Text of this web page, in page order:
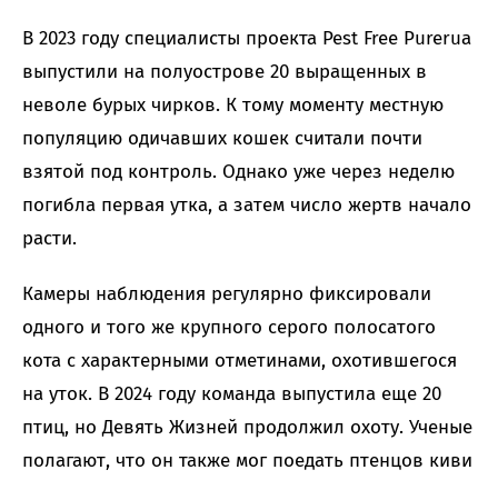
В 2023 году специалисты проекта Pest Free Purerua
выпустили на полуострове 20 выращенных в
неволе бурых чирков. К тому моменту местную
популяцию одичавших кошек считали почти
взятой под контроль. Однако уже через неделю
погибла первая утка, а затем число жертв начало
расти.
Камеры наблюдения регулярно фиксировали
одного и того же крупного серого полосатого
кота с характерными отметинами, охотившегося
на уток. В 2024 году команда выпустила еще 20
птиц, но Девять Жизней продолжил охоту. Ученые
полагают, что он также мог поедать птенцов киви